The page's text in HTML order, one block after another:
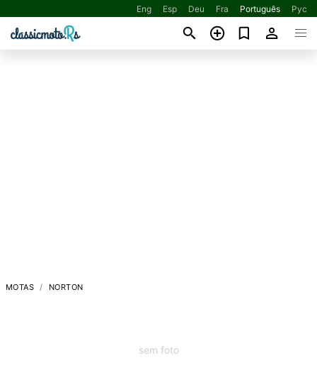
Eng Esp Deu Fra Português Рус
MOTAS NORTON
sem foto